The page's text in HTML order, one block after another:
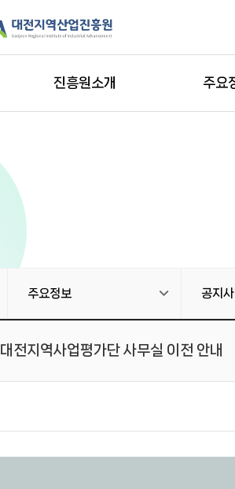
진흥원소개 주요
주요정보 공지
전지역사업평가단 사무실 이전 안내